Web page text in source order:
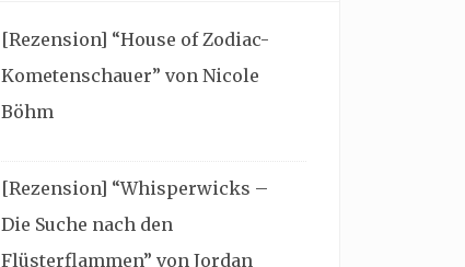
[Rezension] “House of Zodiac-
Kometenschauer” von Nicole
Böhm
[Rezension] “Whisperwicks –
Die Suche nach den
Flüsterflammen” von Jordan